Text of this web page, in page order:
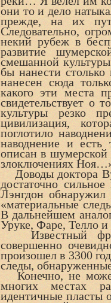
они то и дело
прежде, на их
Следовательно,
некий рубеж в
развитие
смешанной
бы нанести
нанесен сюда
какого эти места
свидетельствует о
культуры резко
цивилизация,
поглотило
наводнение и
описан в шумерской
злоключениях
Доводы доктора
достаточно
Лэнгдон
«материальные
В дальнейшем
Уруке, Фаре, Телло
Известный
совершенно
произошел в 3300
следы,
Конечно, не
многих местах
идентичные пласты